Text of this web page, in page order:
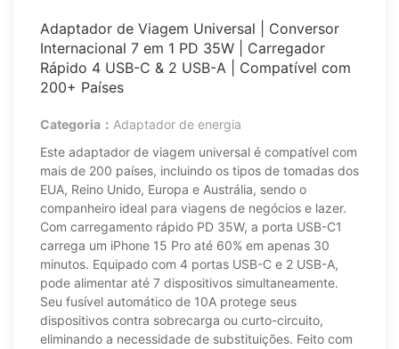
Adaptador de Viagem Universal | Conversor
Internacional 7 em 1 PD 35W | Carregador
Rápido 4 USB-C & 2 USB-A | Compatível com
200+ Países
Categoria： Adaptador de energia
Este adaptador de viagem universal é compatível com
mais de 200 países, incluindo os tipos de tomadas dos
EUA, Reino Unido, Europa e Austrália, sendo o
companheiro ideal para viagens de negócios e lazer.
Com carregamento rápido PD 35W, a porta USB-C1
carrega um iPhone 15 Pro até 60% em apenas 30
minutos. Equipado com 4 portas USB-C e 2 USB-A,
pode alimentar até 7 dispositivos simultaneamente.
Seu fusível automático de 10A protege seus
dispositivos contra sobrecarga ou curto-circuito,
eliminando a necessidade de substituições. Feito com